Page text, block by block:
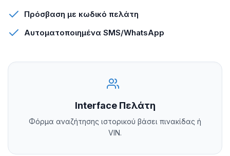
Πρόσβαση με κωδικό πελάτη
Αυτοματοποιημένα SMS/WhatsApp
Interface Πελάτη
Φόρμα αναζήτησης ιστορικού βάσει πινακίδας ή
VIN.